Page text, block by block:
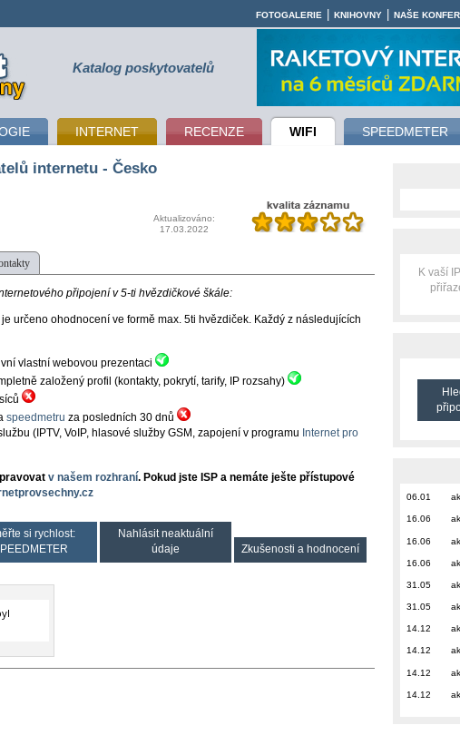
Katalog poskytovatelů
INTERNET RECENZE WIFI SPEEDMETER
FOTOGALERIE KNIHOVNY NAŠE
internetu - Česko
Aktualizováno:
17.03.2022
připojení v 5-ti hvězdičkové škále:
určeno ohodnocení ve formě max. 5ti hvězdiček. Každý z následujících
vlastní webovou prezentaci
založený profil (kontakty, pokrytí, tarify, IP rozsahy)
speedmetru za posledních 30 dnů
(IPTV, VoIP, hlasové služby GSM, zapojení v programu Internet pro
v našem rozhraní. Pokud jste ISP a nemáte ješte přístupové
si rychlost:
Nahlásit neaktuální
údaje
Zkušenosti a hodnocení
K vaší
06.01
16.06
16.06
16.06
31.05
31.05
14.12
14.12
14.12
14.12